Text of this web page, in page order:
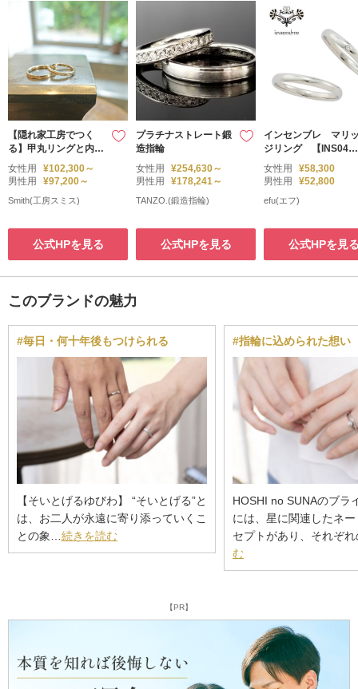
【隠れ家工房でつく
る】甲丸リングと内甲
丸リングの結婚指輪
女性用
¥102,300～
男性用
¥97,200～
Smith(工房スミス)
公式HPを見る
プラチナストレート鍛
造指輪
女性用
¥254,630～
男性用
¥178,241～
TANZO.(鍛造指輪)
公式HPを見る
インセンブレ マリ
ジリング 【INS04N
PT・04DPT】
女性用
¥58,300
男性用
¥52,800
efu(エフ)
公式HPを見
このブランドの魅力
#毎日・何十年後もつけられる
【そいとげるゆびわ】 “そいとげる”と
は、お二人が永遠に寄り添っていくこ
との象… 続きを読む
#指輪に込められた想い
HOSHI no SUNAのブラ
には、星に関連したネ
セプトがあり、それぞ
む
【PR】